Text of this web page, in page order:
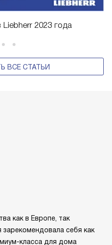
2023 года
ВСЕ СТАТЬИ
как в Европе, так
себя как
класса для дома